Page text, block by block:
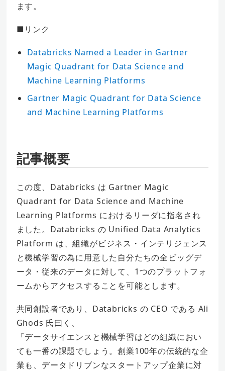
ます。
■リンク
Databricks Named a Leader in Gartner
Magic Quadrant for Data Science and
Machine Learning Platforms
Gartner Magic Quadrant for Data Science
and Machine Learning Platforms
記事概要
この度、Databricks は Gartner Magic
Quadrant for Data Science and Machine
Learning Platforms におけるリーダに指名され
ました。Databricks の Unified Data Analytics
Platform は、組織がビジネス・インテリジェンス
と機械学習の為に用意した自分たちの全ビッグデ
ータ・従来のデータに対して、1つのプラットフォ
ームからアクセスすることを可能とします。
共同創設者であり、Databricks の CEO である Ali
Ghods 氏曰く、
「データサイエンスと機械学習はどの組織におい
ても一番の課題でしょう。創業100年の伝統的な企
業も、データドリブンなスタートアップ企業に対